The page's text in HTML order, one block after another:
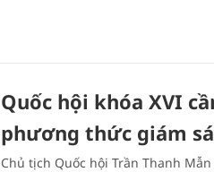
Quốc hội khóa XVI
phương thức giám
Chủ tịch Quốc hội Trần Thanh